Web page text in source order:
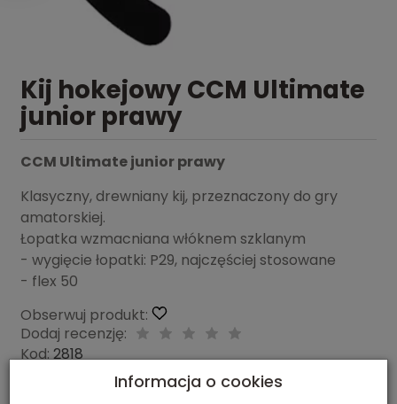
Kij hokejowy CCM Ultimate
junior prawy
CCM Ultimate junior prawy
Klasyczny, drewniany kij, przeznaczony do gry
amatorskiej.
Łopatka wzmacniana włóknem szklanym
- wygięcie łopatki: P29, najczęściej stosowane
- flex 50
Obserwuj produkt:
Dodaj recenzję:
Kod:2818
CCM
Brak
Informacja o cookies